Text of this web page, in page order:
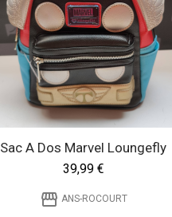
Sac A Dos Marvel Loungefly
39,99 €
storefront ANS-ROCOURT